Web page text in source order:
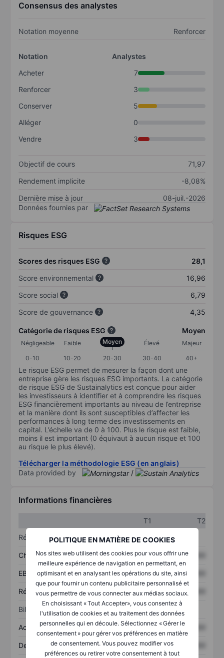
POLITIQUE EN MATIÈRE DE COOKIES
Nos sites web utilisent des cookies pour vous offrir une
meilleure expérience de navigation en permettant, en
optimisant et en analysant les opérations du site, ainsi
que pour fournir un contenu publicitaire personnalisé et
vous permettre de vous connecter aux médias sociaux.
En choisissant « Tout Accepter», vous consentez à
l'utilisation de cookies et au traitement des données
personnelles qui en découle. Sélectionnez « Gérer le
consentement » pour gérer vos préférences en matière
de consentement. Vous pouvez modifier vos
préférences ou retirer votre consentement à tout
Consensus des analystes
Notation moyenne Renforcer
Notation
Analystes
Acheter
7
Renforcer
3
Conserver
5
Alléger
0
Vendre
3
Objectif de cours
71,97
Rendement implicite
-8,08%
Dernière mise à jour
08-juil.-2026
Données fournies par
Risques ESG
Scores des risques ESG
28,1
Score environnemental
16,96
Score social
6,79
Score de gouvernance
4,35
Catégorie de risques ESG Moyen
Négligeable Faible Moyen Élevé
Majeur
0-10
10-20 20-30 30-40 40+
Le risque ESG permet de mesurer la façon dont une
entreprise gère les risques ESG importants. La catégorie
de risque ESG de Sustainalytics est conçue pour aider
les investisseurs à identifier et à comprendre les risques
ESG financièrement importants au niveau de l’entreprise
et la manière dont ils sont susceptibles d’affecter les
performances à long terme des investissements en
capital. L’échelle va de 0 à 100. Plus le risque est faible,
moins il est important (0 équivaut à aucun risque et 100
au risque le plus élevé).
Télécharger la méthodologie ESG (en anglais)
Data provided by
/
Informations financières
T1
T2
Résultats
Chiffre d’affaires XXXXXXX XXXXXXX
EBITDA XXXXXXX XXXXXXX
Résultat net XXXXXXX XXXXXXX
Bilan
Actifs totaux XXXXXXX XXXXXXX
Dette totale XXXXXXX